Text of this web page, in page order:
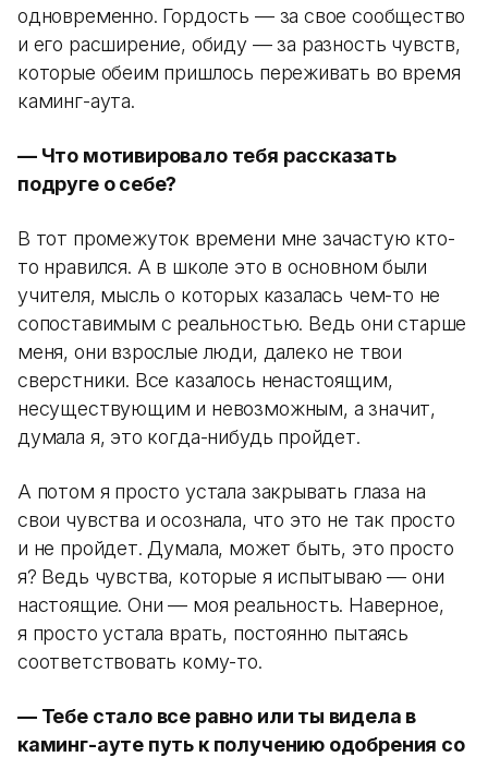
одновременно. Гордость — за свое сообщество
и его расширение, обиду — за разность чувств,
которые обеим пришлось переживать во время
каминг-аута.
— Что мотивировало тебя рассказать
подруге о себе?
В тот промежуток времени мне зачастую кто-
то нравился. А в школе это в основном были
учителя, мысль о которых казалась чем-то не
сопоставимым с реальностью. Ведь они старше
меня, они взрослые люди, далеко не твои
сверстники. Все казалось ненастоящим,
несуществующим и невозможным, а значит,
думала я, это когда-нибудь пройдет.
А потом я просто устала закрывать глаза на
свои чувства и осознала, что это не так просто
и не пройдет. Думала, может быть, это просто
я? Ведь чувства, которые я испытываю — они
настоящие. Они — моя реальность. Наверное,
я просто устала врать, постоянно пытаясь
соответствовать кому-то.
— Тебе стало все равно или ты видела в
каминг-ауте путь к получению одобрения со